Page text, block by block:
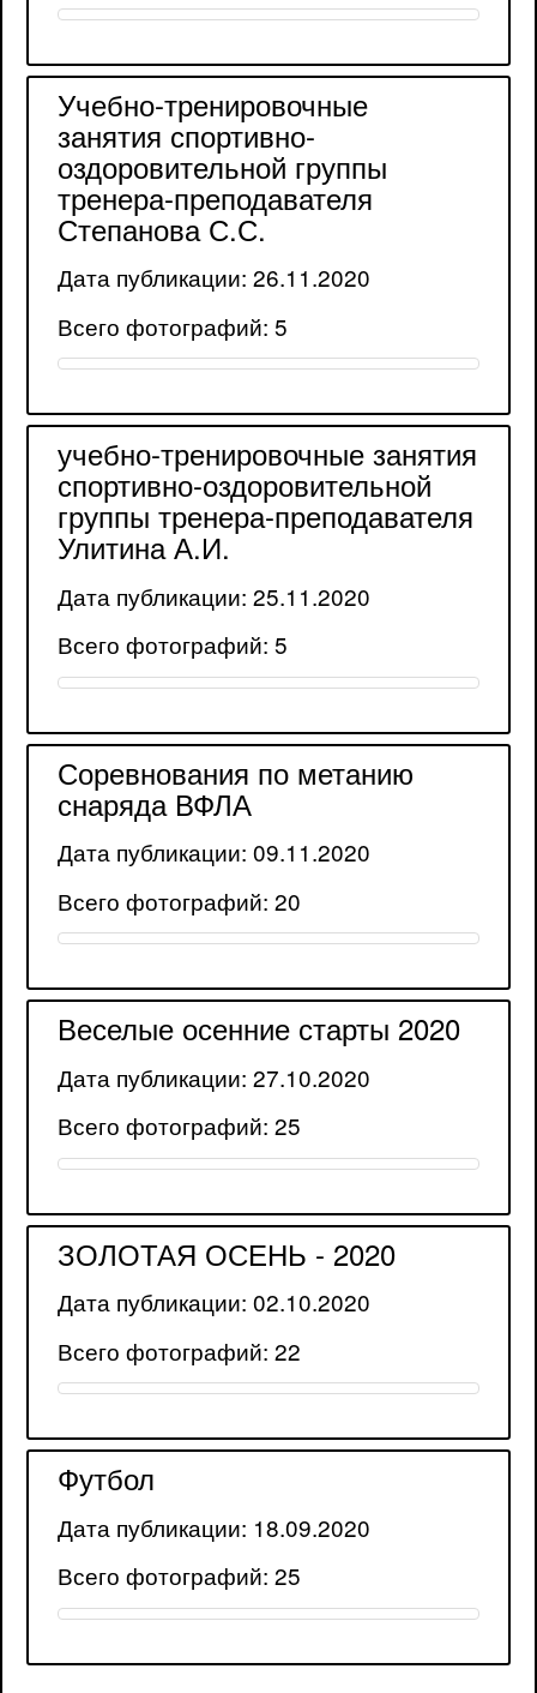
Учебно-тренировочные
занятия спортивно-
оздоровительной группы
тренера-преподавателя
Степанова С.С.
Дата публикации: 26.11.2020
Всего фотографий: 5
учебно-тренировочные занятия
спортивно-оздоровительной
группы тренера-преподавателя
Улитина А.И.
Дата публикации: 25.11.2020
Всего фотографий: 5
Соревнования по метанию
снаряда ВФЛА
Дата публикации: 09.11.2020
Всего фотографий: 20
Веселые осенние старты 2020
Дата публикации: 27.10.2020
Всего фотографий: 25
ЗОЛОТАЯ ОСЕНЬ - 2020
Дата публикации: 02.10.2020
Всего фотографий: 22
Футбол
Дата публикации: 18.09.2020
Всего фотографий: 25